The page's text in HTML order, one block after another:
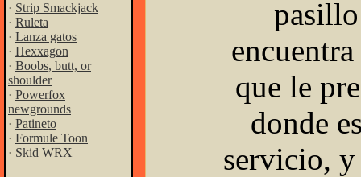
· Strip Smackjack
· Ruleta
· Lanza gatos
· Hexxagon
· Boobs, butt, or
shoulder
· Powerfox
newgrounds
· Patineto
· Formule Toon
· Skid WRX
que le
donde
servicio, y